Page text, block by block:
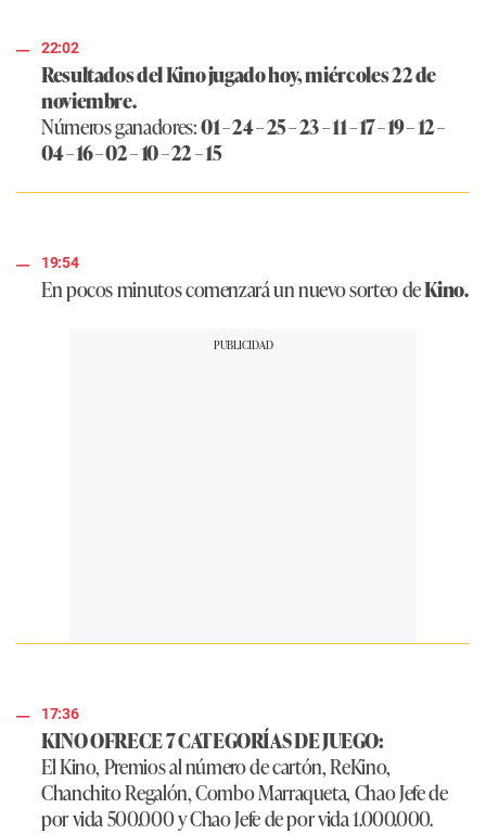
22:02
Resultados del Kino jugado hoy, miércoles 22 de
noviembre.
Números ganadores:01 – 24 – 25 – 23 – 11 – 17 – 19 – 12 –
04 – 16 – 02 – 10 – 22 – 15
19:54
En pocos minutos comenzará un nuevo sorteo deKino.
17:36
KINO OFRECE 7 CATEGORÍAS DE JUEGO:
El Kino, Premios al número de cartón, ReKino,
Chanchito Regalón, Combo Marraqueta, Chao Jefe de
por vida 500.000 y Chao Jefe de por vida 1.000.000.